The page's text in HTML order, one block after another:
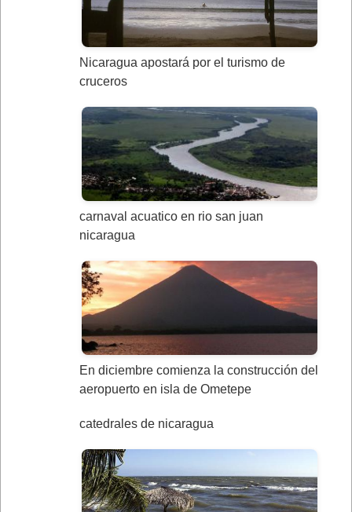
Nicaragua apostará por el turismo de
cruceros
carnaval acuatico en rio san juan
nicaragua
En diciembre comienza la construcción del
aeropuerto en isla de Ometepe
catedrales de nicaragua